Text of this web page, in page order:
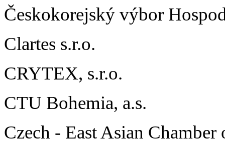
Českokorejský výbor
Clartes s.r.o.
CRYTEX, s.r.o.
CTU Bohemia, a.s.
Czech - East Asian Chamber